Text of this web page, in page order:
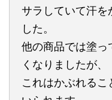
サラしていて汗を
した。
他の商品では塗っ
くなりましたが、
これはかぶれる